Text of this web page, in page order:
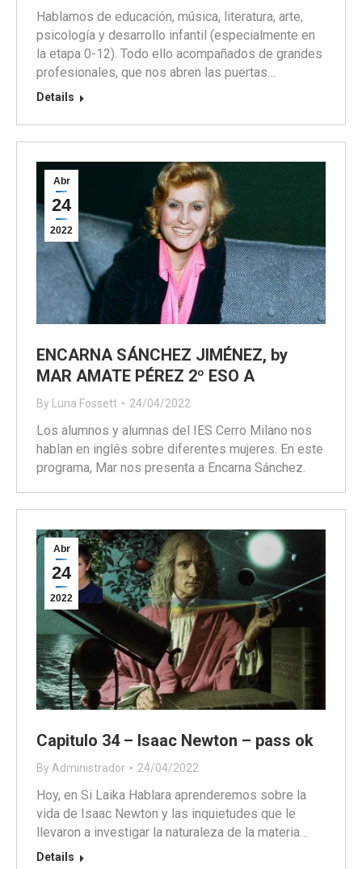
Hablamos de educación, música, literatura, arte,
psicología y desarrollo infantil (especialmente en
la etapa 0-12). Todo ello acompañados de grandes
profesionales, que nos abren las puertas…
Details
Abr
24
2022
ENCARNA SÁNCHEZ JIMÉNEZ, by
MAR AMATE PÉREZ 2º ESO A
By Luna Fossett 24/04/2022
Los alumnos y alumnas del IES Cerro Milano nos
hablan en inglés sobre diferentes mujeres. En este
programa, Mar nos presenta a Encarna Sánchez.
Abr
24
2022
Capitulo 34 – Isaac Newton – pass ok
By Administrador 24/04/2022
Hoy, en Si Laika Hablara aprenderemos sobre la
vida de Isaac Newton y las inquietudes que le
llevaron a investigar la naturaleza de la materia…
Details